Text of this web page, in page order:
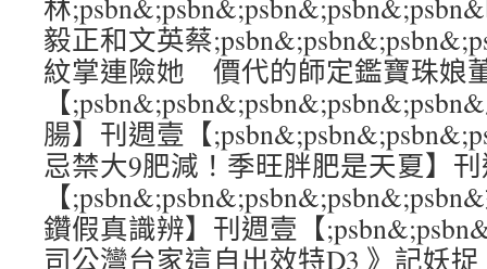
林
毅正和文英蔡
紋掌連險她 價代的師定鑑寶珠娘
【
腸】刊週壹【
忌禁大9肥減！季旺胖肥是天夏】
【
鑽假真識辨】刊週壹【
司公灣台家這自出效特D3 》記妖